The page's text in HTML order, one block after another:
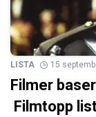
LISTA 15
Filmer
Filmtopp